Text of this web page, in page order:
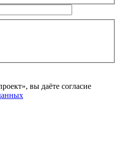
вы даёте согласие